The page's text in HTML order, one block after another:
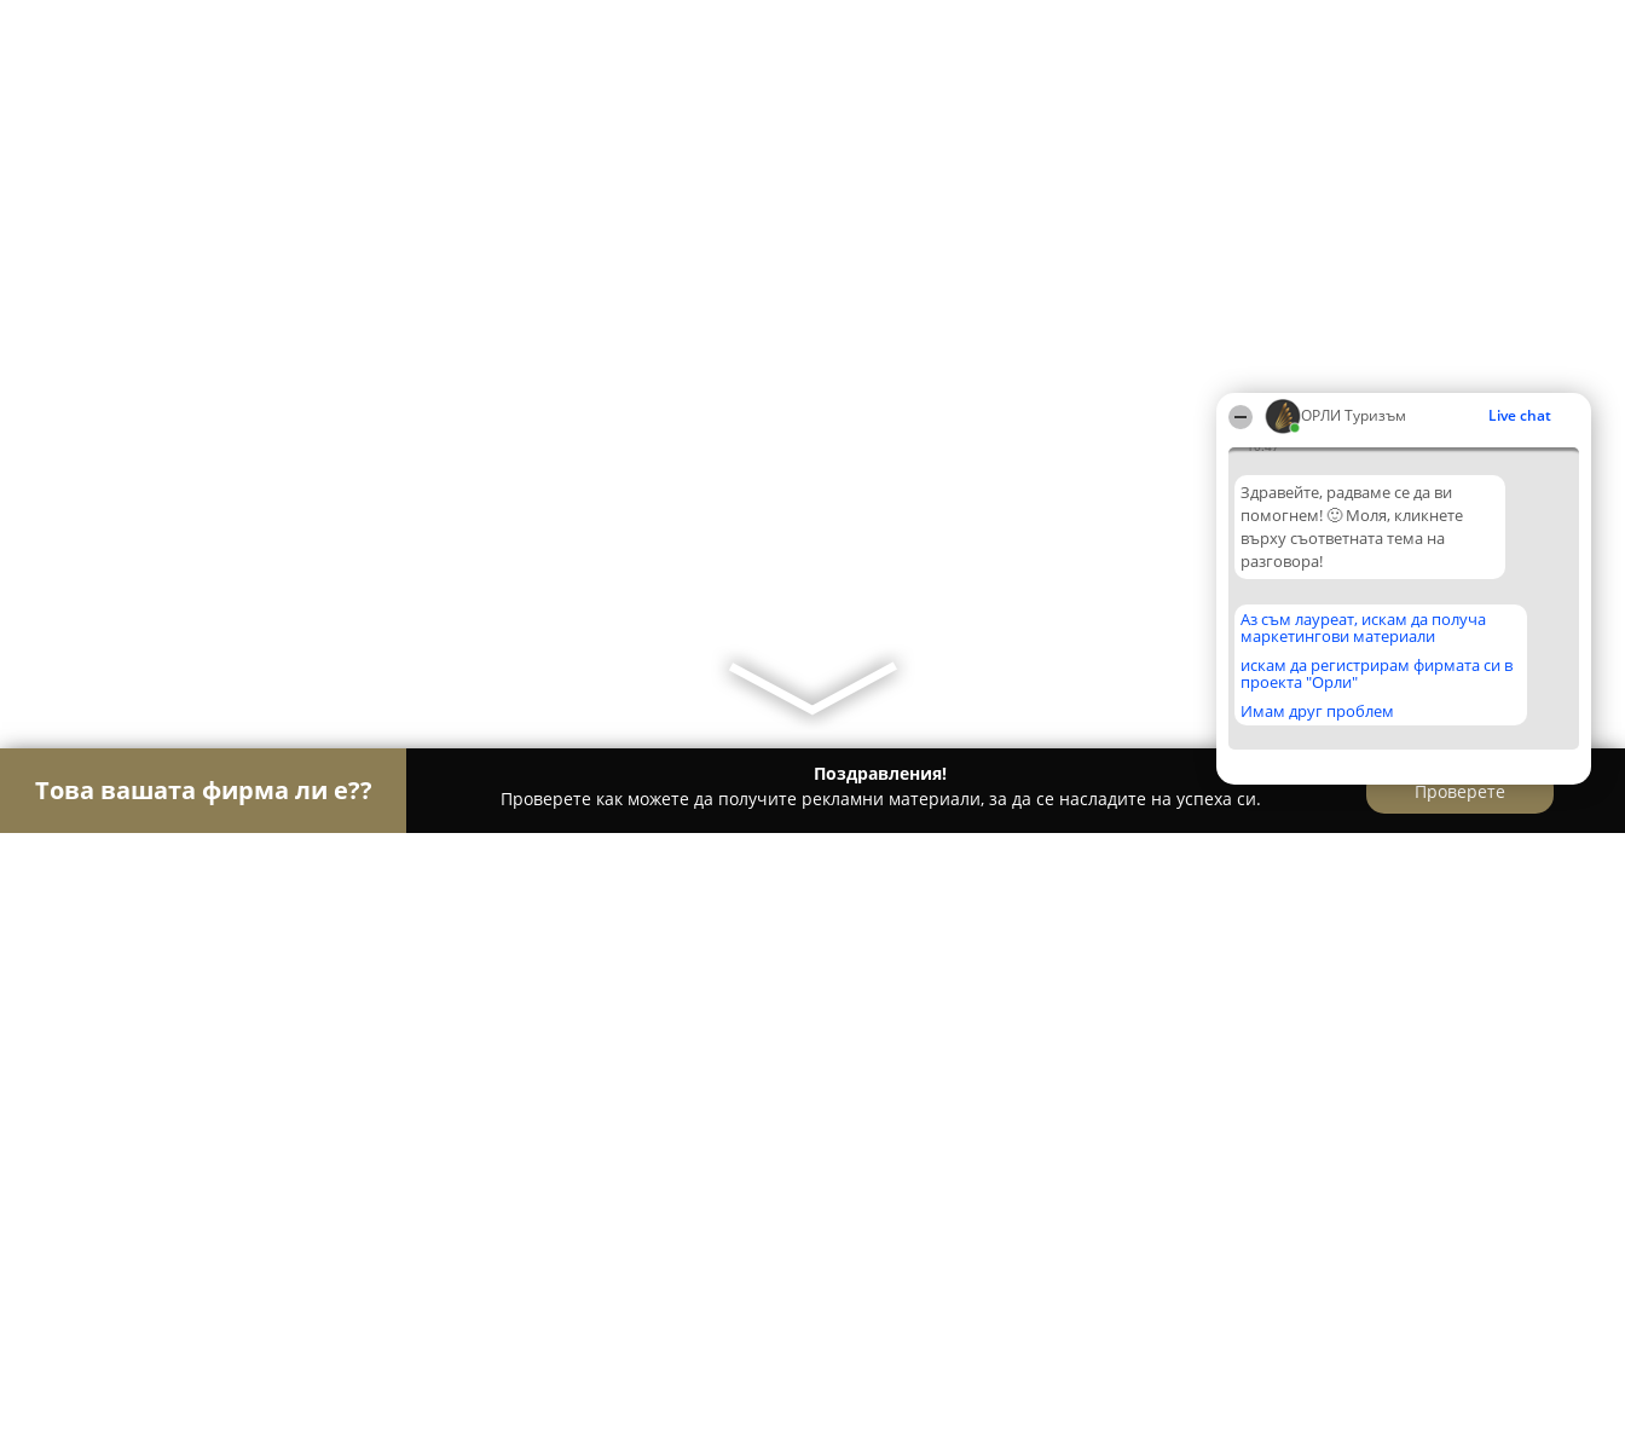
ОРЛИ Туризъм Live chat
10:47
Здравейте, радваме се да ви
помогнем! 🙂 Моля, кликнете
върху съответната тема на
разговора!
Аз съм лауреат, искам да получа
маркетингови материали
искам да регистрирам фирмата си в
проекта "Орли"
Имам друг проблем
Това вашата фирма ли е??
Поздравления!
Проверете как можете да получите рекламни материали, за да се насладите на успеха си.
Проверете